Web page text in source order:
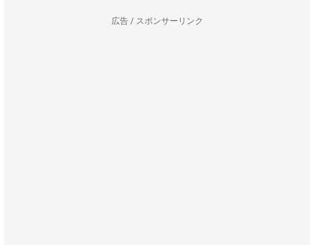
広告 / スポンサーリンク